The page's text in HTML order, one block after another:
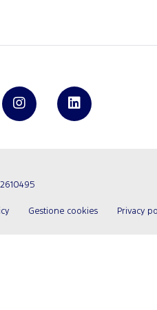
Gestione cookies Privacy